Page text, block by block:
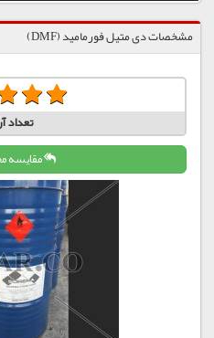
مشخصات دی متیل فورمامید (DMF)
تعداد
مقایسه